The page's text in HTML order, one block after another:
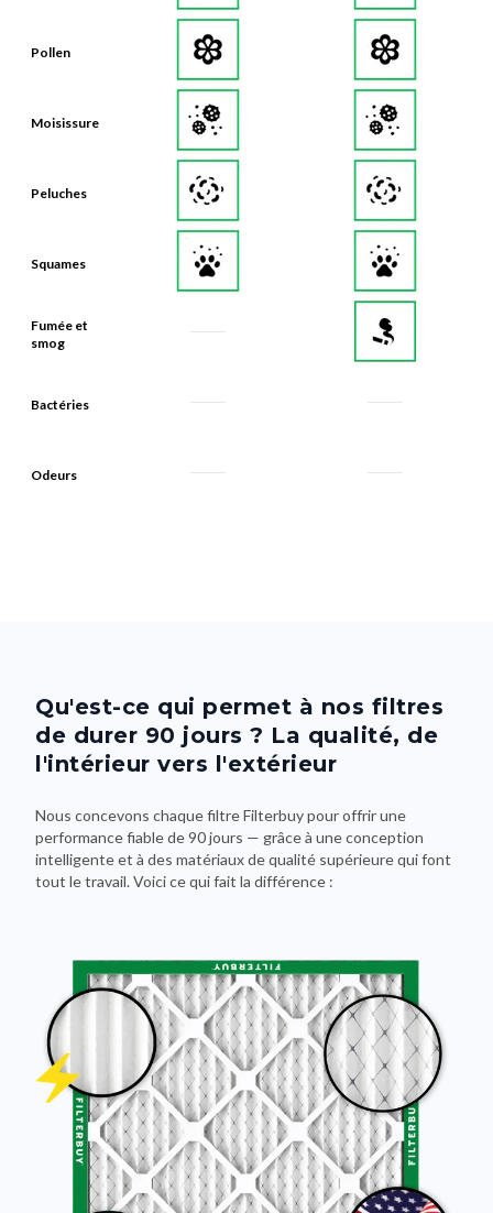
Pollen
Moisissure
Peluches
Squames
Fumée et
smog
Bactéries
Odeurs
Qu'est-ce qui permet à nos filtres
de durer 90 jours ? La qualité, de
l'intérieur vers l'extérieur
Nous concevons chaque filtre Filterbuy pour offrir une
performance fiable de 90 jours — grâce à une conception
intelligente et à des matériaux de qualité supérieure qui font
tout le travail. Voici ce qui fait la différence :